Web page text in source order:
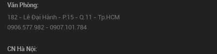
Văn Phòng:
182 - Lê Đại Hành - P.15 - Q.11 - Tp.HCM
0906.577.982 - 0907.101.784
CN Hà Nội: